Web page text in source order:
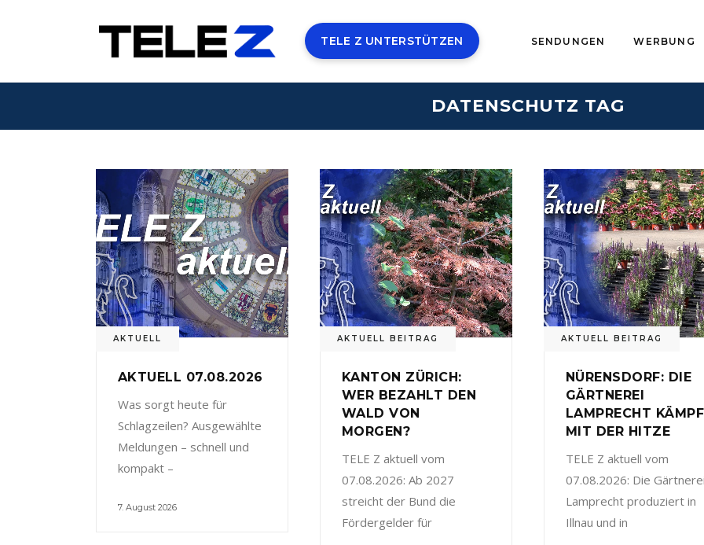
TELE Z UNTERSTÜTZEN SENDUNGEN WERBUNG
DATENSCHUTZ TAG
AKTUELL
AKTUELL 07.08.2026
Was sorgt heute für
Schlagzeilen? Ausgewählte
Meldungen – schnell und
kompakt –
7. August 2026
AKTUELL BEITRAG
KANTON ZÜRICH:
WER BEZAHLT DEN
WALD VON
MORGEN?
TELE Z aktuell vom
07.08.2026: Ab 2027
streicht der Bund die
Fördergelder für
AKTUELL BEITRAG
NÜRENSDORF: DIE
GÄRTNEREI
LAMPRECHT
MIT DER HITZE
TELE Z aktuell vom
07.08.2026: Die
Lamprecht produziert in
Illnau und in